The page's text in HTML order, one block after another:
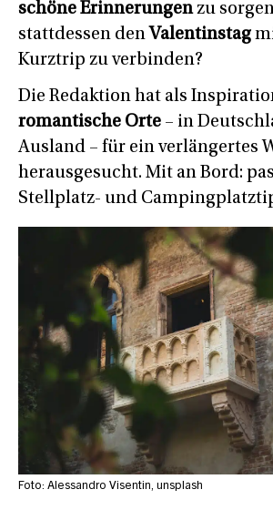
schöne Erinnerungenzu
stattdessen den Valentinstag
Kurztrip zu verbinden?
Die Redaktion hat als
romantische Orte – in
Ausland – für ein verlängertes
herausgesucht. Mit an Bord:
Stellplatz- und
Foto: Alessandro Visentin, unsplash